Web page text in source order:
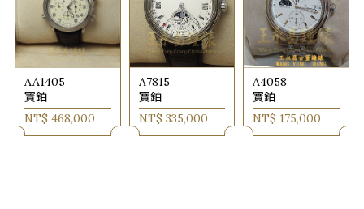
AA1405
寶鉑
NT$ 468,000
A7815
寶鉑
NT$ 335,000
A4058
寶鉑
NT$ 175,000